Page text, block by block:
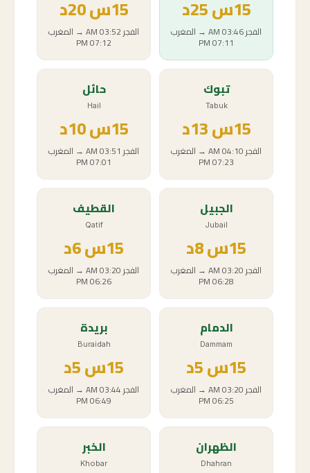
15س
الفجر03:46 AM
→ المغرب
07:11 PM
15س20د
الفجر03:52 AM
→ المغرب
07:12 PM
تبوك
Tabuk
15س
الفجر04:10 AM
→ المغرب
07:23 PM
حائل
Hail
15س10د
الفجر 03:51 AM
→ المغرب
07:01 PM
الجبيل
Jubail
15س
الفجر03:20 AM
→ المغرب
06:28 PM
القطيف
Qatif
15س
الفجر03:20 AM
→ المغرب
06:26 PM
الدمام
Dammam
15س
الفجر03:20 AM
→ المغرب
06:25 PM
بريدة
Buraidah
15س
الفجر03:44 AM
→ المغرب
06:49 PM
الظهران
Dhahran
الخبر
Khobar